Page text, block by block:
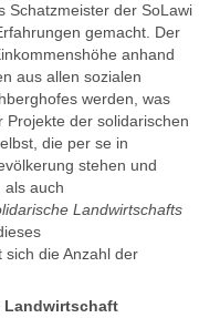
Schatzmeister der SoLawi
gemacht. Der
anhand
aus allen sozialen
werden, was
der solidarischen
die per se in
stehen und
als auch
Landwirtschafts
die Anzahl der
Landwirtschaft